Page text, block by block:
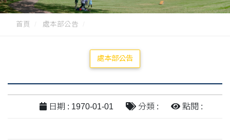
首頁 處本部公告
處本部公告
日期 : 1970-01-01 分類 : 點閱 :